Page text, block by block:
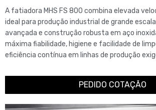
A fatiadora MHS FS 800 combina elevada
ideal para produção industrial de grande
avançada e construção robusta em aço
máxima fiabilidade, higiene e facilidade de
eficiência contínua em linhas de produção
PEDIDO COTAÇÃO